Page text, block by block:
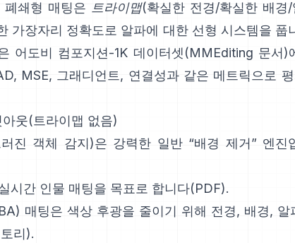
폐쇄형 매팅은 트라이맵(확실한 전경/확실한 배경
가장자리 정확도로 알파에 대한 선형 시스템을 풉
어도비 컴포지션-1K 데이터셋(MMEditing 문서)
MSE, 그래디언트, 연결성과 같은 메트릭으로
웃(트라이맵 없음)
진 객체 감지)은 강력한 일반 “배경 제거” 엔진
시간 인물 매팅을 목표로 합니다(PDF).
매팅은 색상 후광을 줄이기 위해 전경, 배경, 알
리).